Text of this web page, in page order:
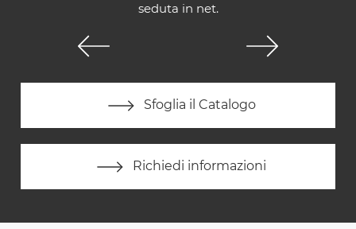
seduta in net.
Sfoglia il Catalogo
Richiedi informazioni